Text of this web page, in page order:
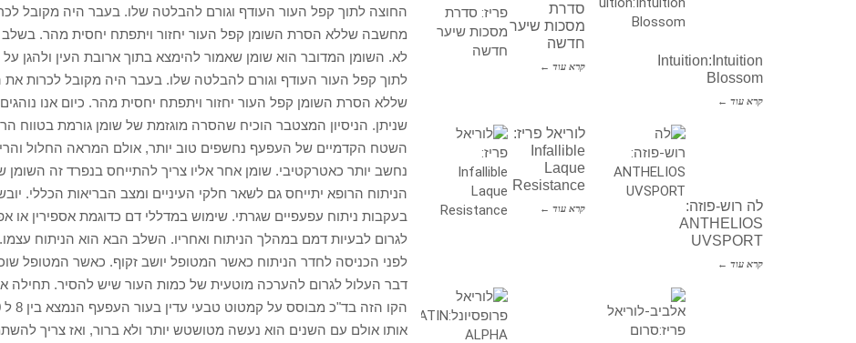
החוצה לתוך קפל העור העודף וגורם להבלטה שלו. בעבר היה מקובל
מחשבה שללא הסרת השומן קפל העור יחזור ויתפתח יחסית מהר. בשלב
לא. השומן המדובר הוא שומן שאמור להימצא בתוך ארובת העין ולהגן
לתוך קפל העור העודף וגורם להבלטה שלו. בעבר היה מקובל לכרות
שללא הסרת השומן קפל העור יחזור ויתפתח יחסית מהר. כיום אנו
שניתן. הניסיון המצטבר הוכיח שהסרה מוגזמת של שומן גורמת
השטח הקדמיים של העפעף נחשפים טוב יותר, אולם המראה החלול והריק
נחשב יותר כאטרקטיבי. שומן אחר אליו צריך להתייחס בנפרד זה
הניתוח הרופא יתייחס גם לשאר חלקי העיניים ומצב הבריאות הכללי.
לגרום לבעיות דמם במהלך הניתוח ואחריו. השלב הבא הוא הניתוח
לפני הכניסה לחדר הניתוח כאשר המטופל יושב זקוף. כאשר המטופל
דבר העלול לגרום להערכה מוטעית של כמות העור שיש להסיר. תחילה
אותו אולם עם השנים הוא נעשה מטושטש יותר ולא ברור, ואז צריך
סדרת
מסכות שיער
חדשה
קרא עוד ←
Intuition:Intuition
Blossom
קרא עוד ←
לוריאל פריז:
Infallible
Laque
Resistance
קרא עוד ←
לה רוש-פוזה:
ANTHELIOS
UVSPORT
קרא עוד ←